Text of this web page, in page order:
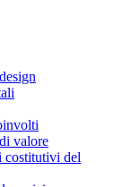
valore
costitutivi del